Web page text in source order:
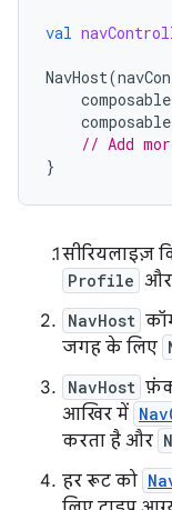
val
NavHost(
// Add
}
सीरियलाइज़
Profile और
NavHost
जगह के लिए
NavHost
आखिर में
करता है और
हर रूट को